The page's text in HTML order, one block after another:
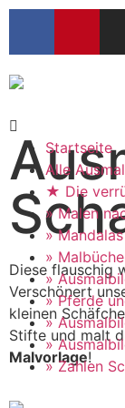
Startseite
Alle
★ Die
» Malen
» Mandalas
»
»
» Pferde
»
»
» Zahlen
Diese flauschig
Verschönert
kleinen
Stifte und malt
Malvorlage!